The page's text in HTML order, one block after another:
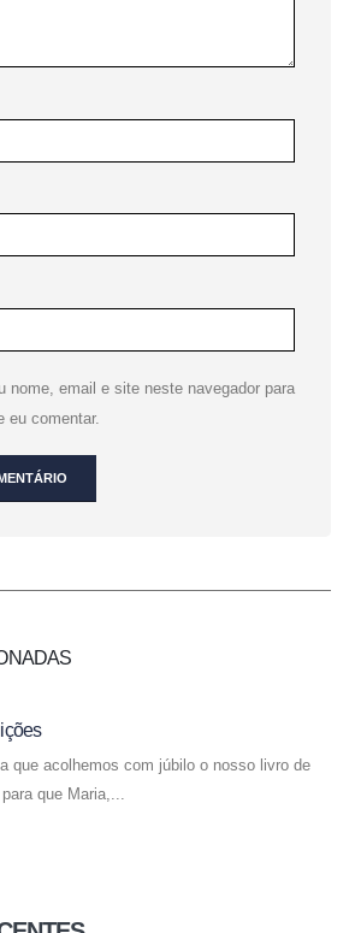
nome, email e site neste navegador para
eu comentar.
que acolhemos com júbilo o nosso livro de
que Maria,...